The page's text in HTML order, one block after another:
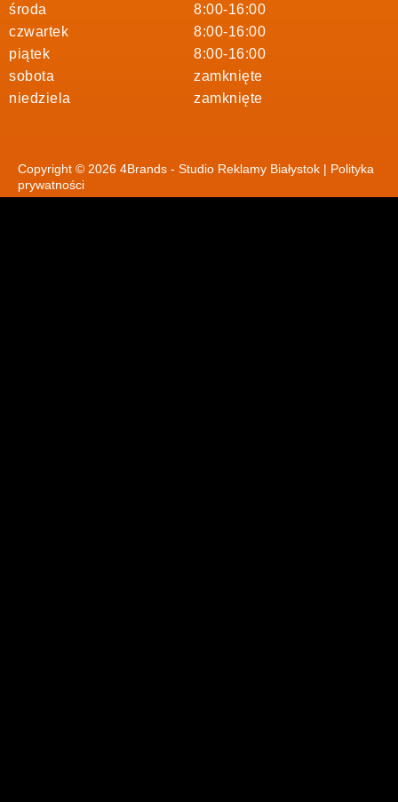
środa
czwartek
piątek
sobota
niedziela
8:00-16:00
8:00-16:00
8:00-16:00
zamknięte
zamknięte
Copyright © 2026 4Brands - Studio Reklamy Białystok | Polityka
prywatności